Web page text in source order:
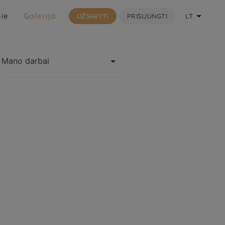
Galerija UŽSAKYTI PRISIJUNGTI LT 